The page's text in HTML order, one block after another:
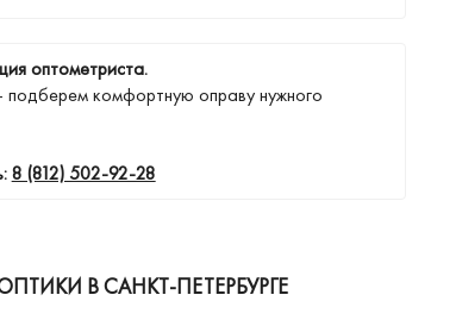
оптометриста.
комфортную оправу нужного
8 (812) 502-92-28
В САНКТ-ПЕТЕРБУРГЕ